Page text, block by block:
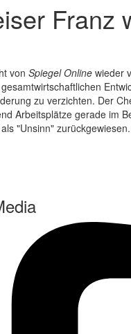
Franz
von Spiegel Online wieder
zu verzichten. Der
Arbeitsplätze gerade im
"Unsinn" zurückgewiesen.